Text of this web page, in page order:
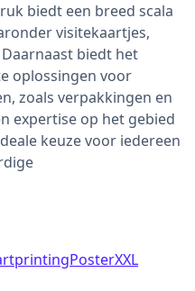
biedt een breed scala
visitekaartjes,
biedt het
oplossingen voor
zoals verpakkingen en
expertise op het gebied
keuze voor iedereen
PosterXXL